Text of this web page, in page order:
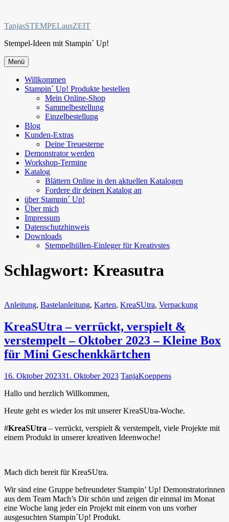
springen
TanjasSTEMPELausZEIT
Stempel-Ideen mit Stampin´ Up!
Menü
Willkommen
Stampin´ Up! Produkte bestellen
Mein Online-Shop
Sammelbestellung
Einzelbestellung
Blog
Kunden-Extras
Deine Treuesterne
Demonstrator werden
Workshop-Termine
Katalog
Blättern Online in den aktuellen Katalogen
Fordere dir deinen Katalog an
über Stampin´ Up!
Über mich
Impressum
Datenschutzhinweis
Downloads
Stempelhüllen-Einleger für Kreativstes
Schlagwort: Kreasutra
Anleitung, Bastelanleitung, Karten, KreaSUtra, Verpackung
KreaSUtra – verrückt, verspielt &
verstempelt – Oktober 2023 – Kleine Box
für Mini Geschenkkärtchen
16. Oktober 202331. Oktober 2023 TanjaKoeppens
Hallo und herzlich Willkommen,
Heute geht es wieder los mit unserer KreaSUtra-Woche.
#KreaSUtra – verrückt, verspielt & verstempelt, viele Projekte mit
einem Produkt in unserer kreativen Ideenwoche!
Mach dich bereit für KreaSUtra.
Wir sind eine Gruppe befreundeter Stampin’ Up! Demonstratorinnen
aus dem Team Mach’s Dir schön und zeigen dir einmal im Monat
eine Woche lang jeder ein Projekt mit einem von uns vorher
ausgesuchten Stampin´Up! Produkt.